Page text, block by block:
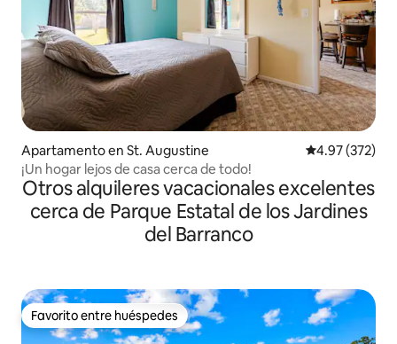
Apartamento en St. Augustine Calificación
4.97 (372)
¡Un hogar lejos de casa cerca de todo!
Otros alquileres vacacionales excelentes
cerca de Parque Estatal de los Jardines
del Barranco
Favorito entre huéspedes
Favorito entre huéspedes